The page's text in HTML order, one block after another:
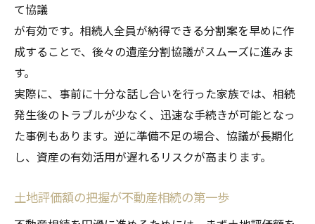
て協議
が有効です。相続人全員が納得できる分割案を早めに作
成することで、後々の遺産分割協議がスムーズに進みま
す。
実際に、事前に十分な話し合いを行った家族では、相続
発生後のトラブルが少なく、迅速な手続きが可能となっ
た事例もあります。逆に準備不足の場合、協議が長期化
し、資産の有効活用が遅れるリスクが高まります。
土地評価額の把握が不動産相続の第一歩